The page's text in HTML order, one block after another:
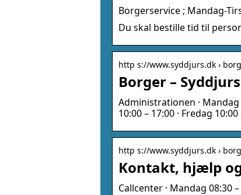
Borgerservice ; Mandag-
Du skal bestille tid til
http s://www.syddjurs.dk ›
Borger –
Administrationen · Mandag
10:00 – 17:00 · Fredag
http s://www.syddjurs.dk ›
Kontakt, hjælp
Callcenter · Mandag 08:30